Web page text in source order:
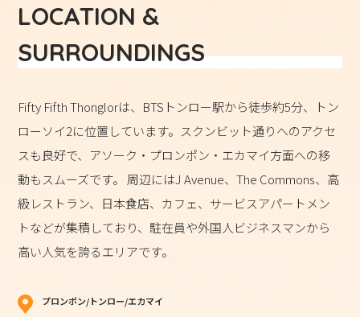
LOCATION &
SURROUNDINGS
Fifty Fifth Thonglorは、BTSトンロー駅から徒歩約5分、トン
ローソイ2に位置しています。スクンビット通りへのアクセ
スも良好で、アソーク・プロンポン・エカマイ方面への移
動もスムーズです。 周辺にはJ Avenue、The Commons、高
級レストラン、日本食店、カフェ、サービスアパートメン
トなどが集積しており、駐在員や外国人ビジネスマンから
高い人気を誇るエリアです。
プロンポン/トンロー/エカマイ